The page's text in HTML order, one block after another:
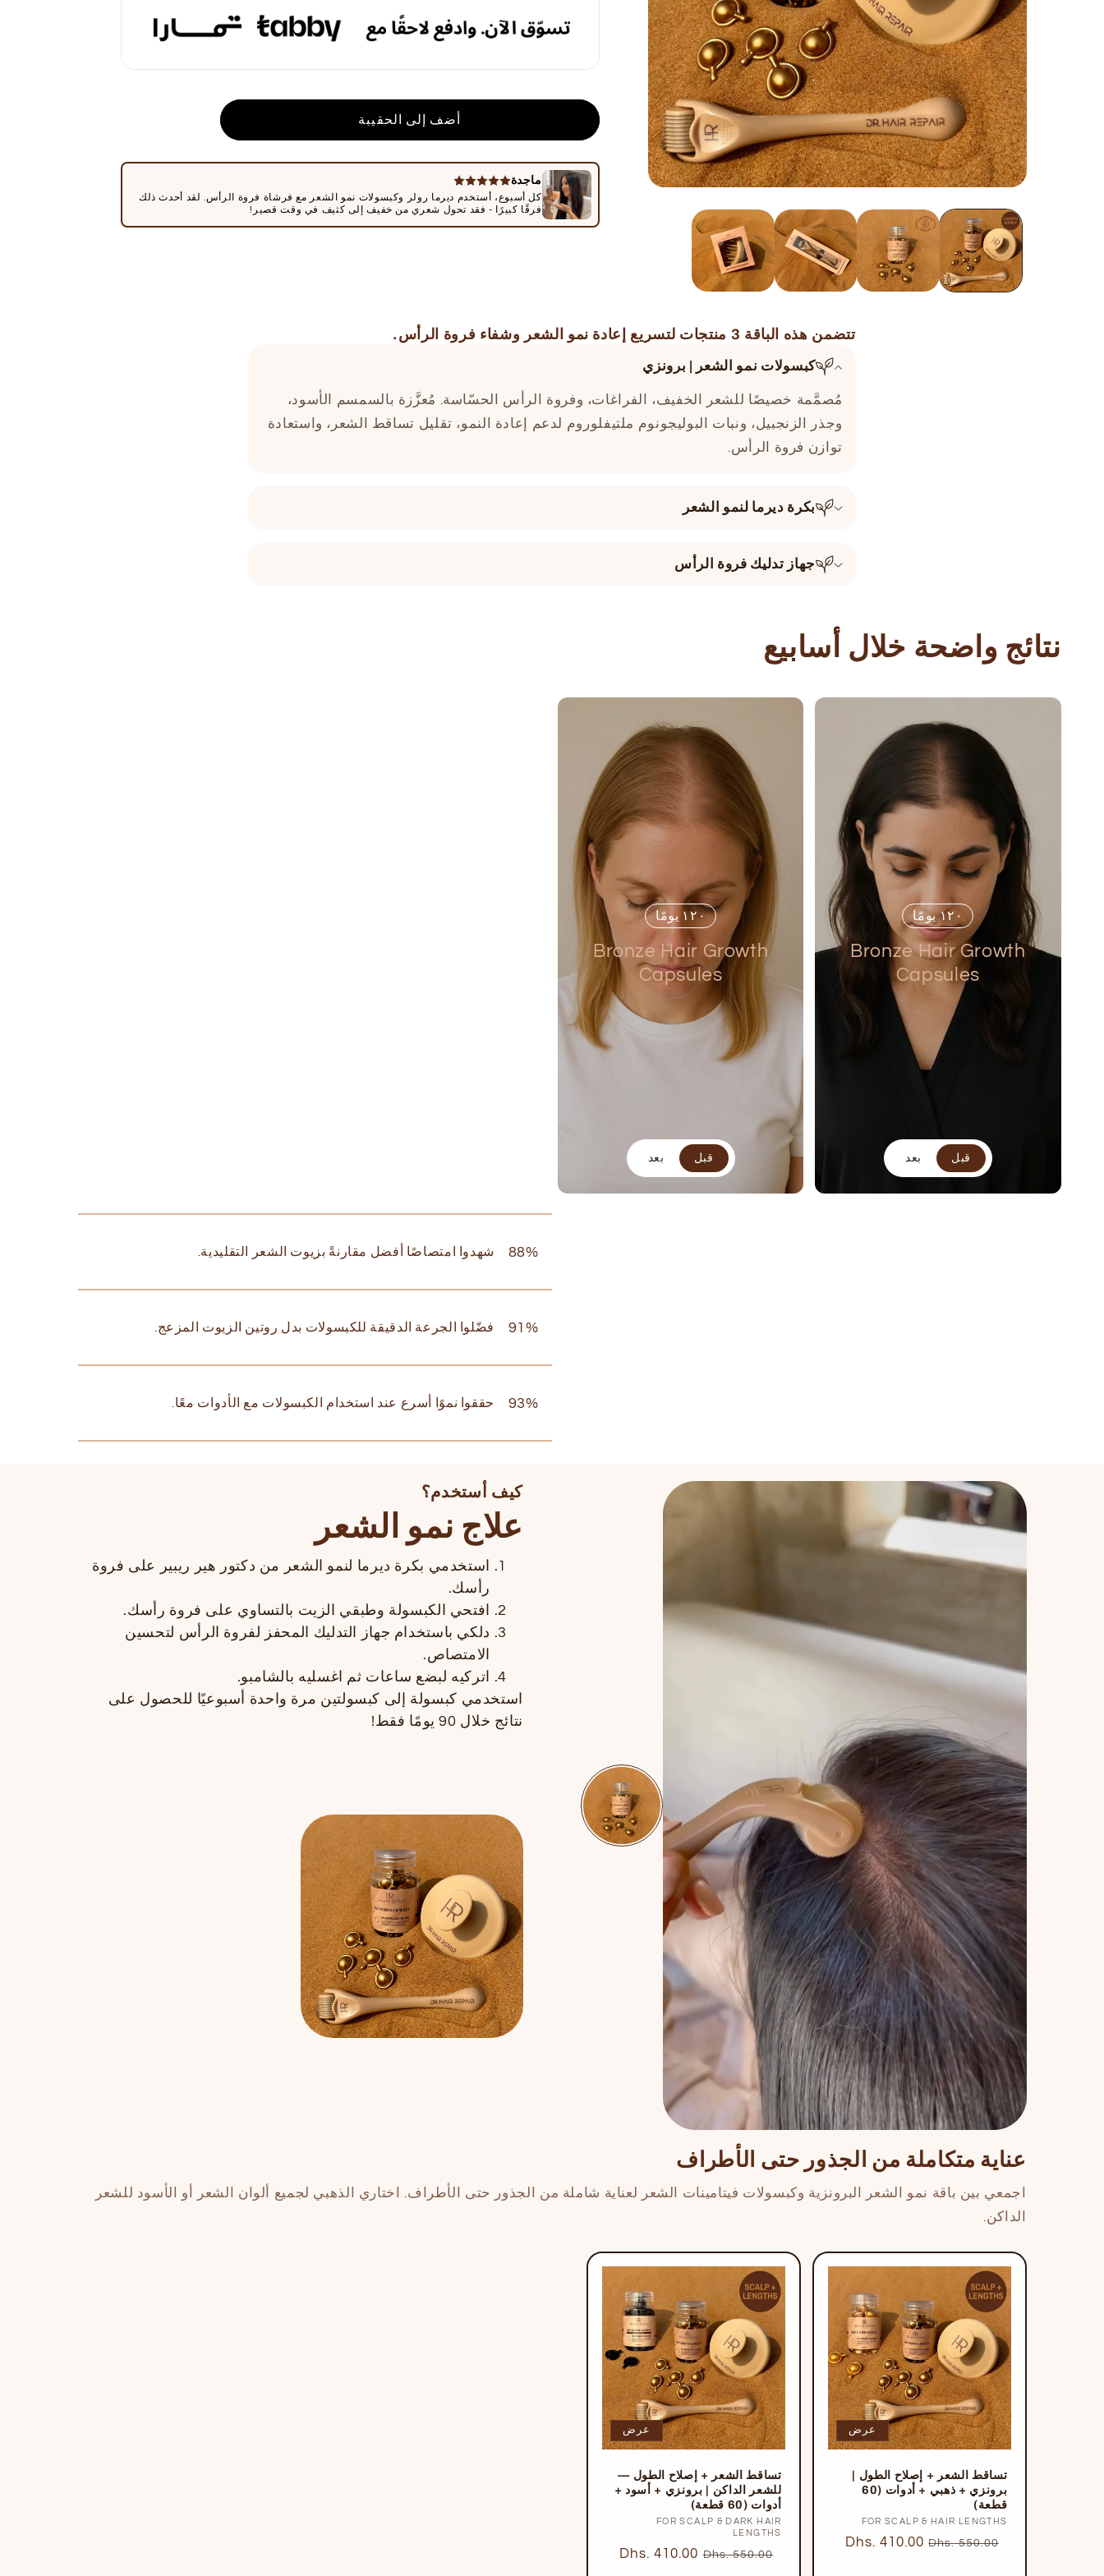
ة
أضف إلى الحقيبة
ماجدة
كل أسبوع، أستخدم ديرما رولر وكبسولات نمو الشعر مع فرشاة فروة الرأس. لقد أحدث ذلك
فرقًا كبيرًا - فقد تحول شعري من خفيف إلى كثيف في وقت قصير!
تتضمن هذه الباقة 3 منتجات لتسريع إعادة نمو الشعر وشفاء فروة الرأس.
كبسولات نمو الشعر | برونزي
مُصمَّمة خصيصًا للشعر الخفيف، الفراغات، وفروة الرأس الحسّاسة. مُعزَّزة بالسمسم الأسود،
وجذر الزنجبيل، ونبات البوليجونوم ملتيفلوروم لدعم إعادة النمو، تقليل تساقط الشعر، واستعادة
توازن فروة الرأس.
بكرة ديرما لنمو الشعر
جهاز تدليك فروة الرأس
نتائج واضحة خلال أسابيع
١٢٠ يومًا
Bronze Hair Growth
Capsules
قبل بعد
١٢٠ يومًا
Bronze Hair Growth
Capsules
قبل بعد
88% شهدوا امتصاصًا أفضل مقارنةً بزيوت الشعر التقليدية.
91% فضّلوا الجرعة الدقيقة للكبسولات بدل روتين الزيوت المزعج.
93% حققوا نموًا أسرع عند استخدام الكبسولات مع الأدوات معًا.
كيف أستخدم؟
علاج نمو الشعر
استخدمي بكرة ديرما لنمو الشعر من دكتور هير ريبير على فروة
رأسك.
افتحي الكبسولة وطبقي الزيت بالتساوي على فروة رأسك.
دلكي باستخدام جهاز التدليك المحفز لفروة الرأس لتحسين
الامتصاص.
اتركيه لبضع ساعات ثم اغسليه بالشامبو.
استخدمي كبسولة إلى كبسولتين مرة واحدة أسبوعيًا للحصول على
نتائج خلال 90 يومًا فقط!
عناية متكاملة من الجذور حتى الأطراف
اجمعي بين باقة نمو الشعر البرونزية وكبسولات فيتامينات الشعر لعناية شاملة من الجذور حتى الأطراف. اختاري الذهبي لجميع ألوان الشعر أو الأسود للشعر
الداكن.
عرض
تساقط الشعر + إصلاح الطول |
برونزي + ذهبي + أدوات (60
قطعة)
FOR SCALP & HAIR LENGTHS
السعر
Dhs. 550.00 سعر
Dhs. 410.00
عرض
تساقط الشعر + إصلاح الطول —
للشعر الداكن | برونزي + أسود +
أدوات (60 قطعة)
FOR SCALP & DARK HAIR
LENGTHS
السعر
Dhs. 550.00 سعر
Dhs. 410.00